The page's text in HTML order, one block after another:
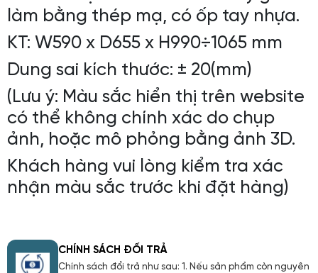
làm bằng thép mạ, có ốp tay nhựa.
KT: W590 x D655 x H990÷1065 mm
Dung sai kích thước: ± 20(mm)
(Lưu ý: Màu sắc hiển thị trên website
có thể không chính xác do chụp
ảnh, hoặc mô phỏng bằng ảnh 3D.
Khách hàng vui lòng kiểm tra xác
nhận màu sắc trước khi đặt hàng)
CHÍNH SÁCH ĐỔI TRẢ
Chính sách đổi trả như sau: 1. Nếu sản phẩm còn nguyên